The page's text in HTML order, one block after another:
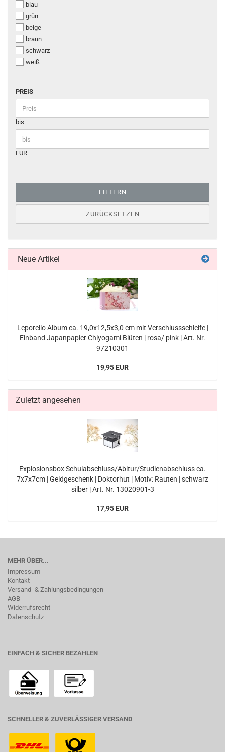
blau
grün
beige
braun
schwarz
weiß
PREIS
bis
EUR
FILTERN
ZURÜCKSETZEN
Neue Artikel
Leporello Album ca. 19,0x12,5x3,0 cm mit Verschlussschleife |
Einband Japanpapier Chiyogami Blüten | rosa/ pink | Art. Nr.
97210301
19,95 EUR
Zuletzt angesehen
Explosionsbox Schulabschluss/Abitur/Studienabschluss ca.
7x7x7cm | Geldgeschenk | Doktorhut | Motiv: Rauten | schwarz
silber | Art. Nr. 13020901-3
17,95 EUR
MEHR ÜBER...
Impressum
Kontakt
Versand- & Zahlungsbedingungen
AGB
Widerrufsrecht
Datenschutz
EINFACH & SICHER BEZAHLEN
SCHNELLER & ZUVERLÄSSIGER VERSAND